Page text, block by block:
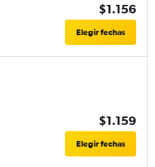
$1.156
Elegir fechas
$1.159
Elegir fechas